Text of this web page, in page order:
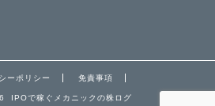
ーポリシー 免責事項
IPOで稼ぐメカニックの株ログ